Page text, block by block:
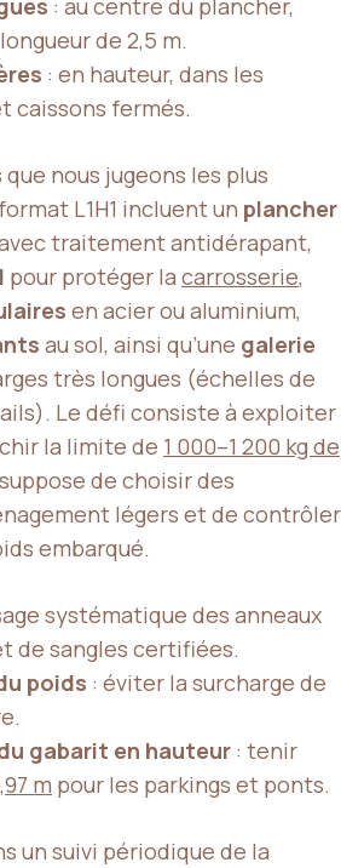
de 2,5 m.
: en hauteur, dans les
caissons fermés.
nous jugeons les plus
L1H1 incluent un plancher
traitement antidérapant,
pour protéger la carrosserie,
en acier ou aluminium,
au sol, ainsi qu’une galerie
très longues (échelles de
Le défi consiste à exploiter
la limite de 1 000–1 200 kg de
de choisir des
légers et de contrôler
embarqué.
systématique des anneaux
de sangles certifiées.
poids : éviter la surcharge de
gabarit en hauteur : tenir
m pour les parkings et ponts.
un suivi périodique de la